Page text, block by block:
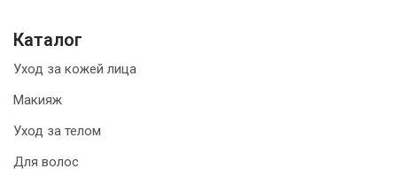
Каталог
Уход за кожей лица
Макияж
Уход за телом
Для волос